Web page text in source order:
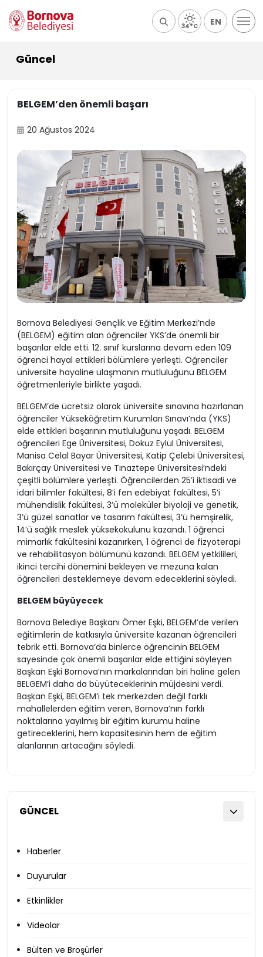
34°C EN
Güncel
GÜNCEL
Haberler
Duyurular
Etkinlikler
Videolar
Bülten ve Broşürler
BELGEM’den önemli başarı
20 Ağustos 2024
Bornova Belediyesi Gençlik ve Eğitim Merkezi’nde
(BELGEM) eğitim alan öğrenciler YKS’de önemli bir
başarılar elde etti. 12. sınıf kurslarına devam eden 109
öğrenci hayal ettikleri bölümlere yerleşti. Öğrenciler
üniversite hayaline ulaşmanın mutluluğunu BELGEM
öğretmenleriyle birlikte yaşadı.
BELGEM’de ücretsiz olarak üniversite sınavına hazırlanan
öğrenciler Yükseköğretim Kurumları Sınavı’nda (YKS)
elde ettikleri başarının mutluluğunu yaşadı. BELGEM
öğrencileri Ege Üniversitesi, Dokuz Eylül Üniversitesi,
Manisa Celal Bayar Üniversitesi, Katip Çelebi Üniversitesi,
Bakırçay Üniversitesi ve Tınaztepe Üniversitesi’ndeki
çeşitli bölümlere yerleşti. Öğrencilerden 25’i iktisadi ve
idari bilimler fakültesi, 8’i fen edebiyat fakültesi, 5’i
mühendislik fakültesi, 3’ü moleküler biyoloji ve genetik,
3’ü güzel sanatlar ve tasarım fakültesi, 3’ü hemşirelik,
14’ü sağlık meslek yüksekokulunu kazandı. 1 öğrenci
mimarlık fakültesini kazanırken, 1 öğrenci de fizyoterapi
ve rehabilitasyon bölümünü kazandı. BELGEM yetkilileri,
ikinci tercihi dönemini bekleyen ve mezuna kalan
öğrencileri desteklemeye devam edeceklerini söyledi.
BELGEM büyüyecek
Bornova Belediye Başkanı Ömer Eşki, BELGEM’de verilen
eğitimlerin de katkısıyla üniversite kazanan öğrencileri
tebrik etti. Bornova’da binlerce öğrencinin BELGEM
sayesinde çok önemli başarılar elde ettiğini söyleyen
Başkan Eşki Bornova’nın markalarından biri haline gelen
BELGEM’i daha da büyüteceklerinin müjdesini verdi.
Başkan Eşki, BELGEM’i tek merkezden değil farklı
mahallelerden eğitim veren, Bornova’nın farklı
noktalarına yayılmış bir eğitim kurumu haline
getireceklerini, hem kapasitesinin hem de eğitim
alanlarının artacağını söyledi.